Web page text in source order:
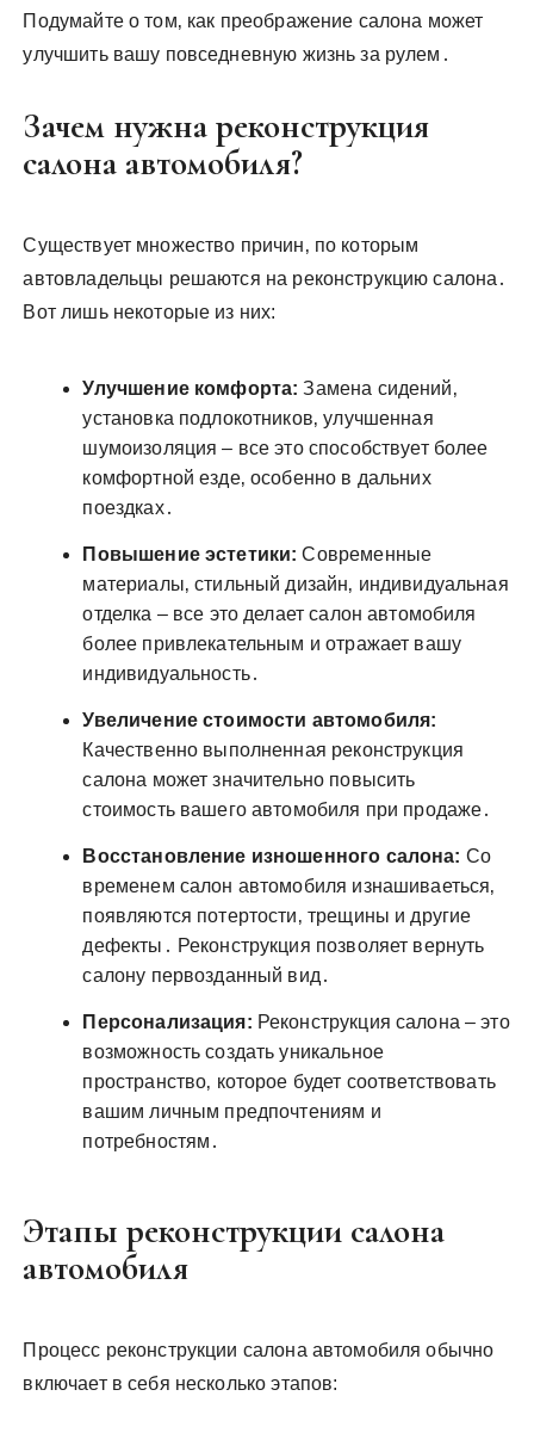
Подумайте о том‚ как преображение салона может
улучшить вашу повседневную жизнь за рулем․
Зачем нужна реконструкция
салона автомобиля?
Существует множество причин‚ по которым
автовладельцы решаются на реконструкцию салона․
Вот лишь некоторые из них:
Улучшение комфорта: Замена сидений‚
установка подлокотников‚ улучшенная
шумоизоляция – все это способствует более
комфортной езде‚ особенно в дальних
поездках․
Повышение эстетики: Современные
материалы‚ стильный дизайн‚ индивидуальная
отделка – все это делает салон автомобиля
более привлекательным и отражает вашу
индивидуальность․
Увеличение стоимости автомобиля:
Качественно выполненная реконструкция
салона может значительно повысить
стоимость вашего автомобиля при продаже․
Восстановление изношенного салона: Со
временем салон автомобиля изнашиваеться‚
появляются потертости‚ трещины и другие
дефекты․ Реконструкция позволяет вернуть
салону первозданный вид․
Персонализация: Реконструкция салона – это
возможность создать уникальное
пространство‚ которое будет соответствовать
вашим личным предпочтениям и
потребностям․
Этапы реконструкции салона
автомобиля
Процесс реконструкции салона автомобиля обычно
включает в себя несколько этапов: